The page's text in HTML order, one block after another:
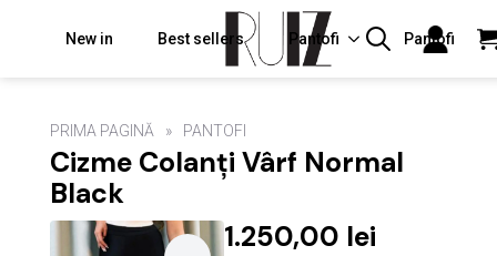
New in Best sellers Pantofi Pantofi
PRIMA PAGINĂ PANTOFI
Cizme Colanți Vârf Normal
Black
1.250,00 lei